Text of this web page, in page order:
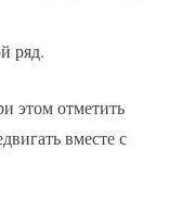
ряд.
этом отметить
вместе с